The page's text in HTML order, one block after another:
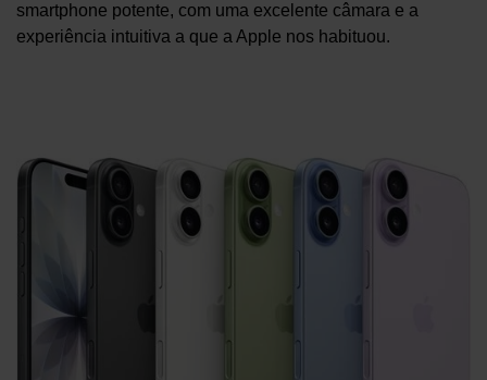
smartphone potente, com uma excelente câmara e a
experiência intuitiva a que a Apple nos habituou.